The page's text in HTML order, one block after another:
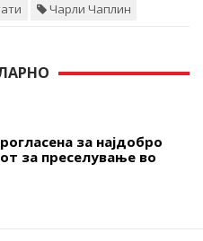
Чарли Чаплин
за најдобро
за преселување во